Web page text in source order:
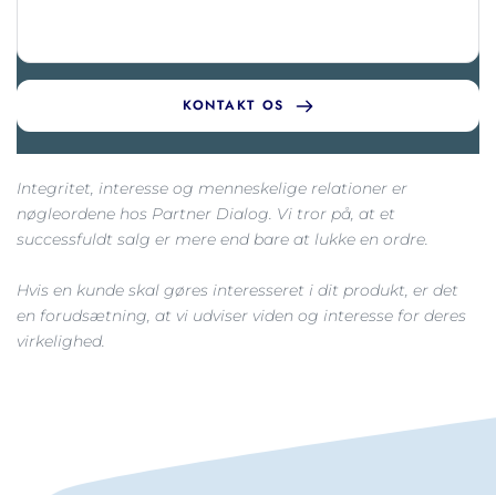
KONTAKT OS
Integritet, interesse og menneskelige relationer er
nøgleordene hos Partner Dialog. Vi tror på, at et
successfuldt salg er mere end bare at lukke en ordre.
Hvis en kunde skal gøres interesseret i dit produkt, er det
en forudsætning, at vi udviser viden og interesse for deres
virkelighed.